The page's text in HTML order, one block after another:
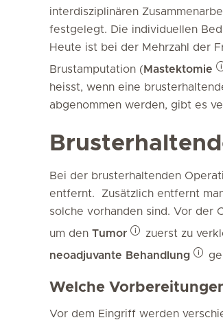
interdisziplinären
festgelegt. Die individuellen
Heute ist bei der Mehrzahl der
Brustamputation ( Mastektomie
heisst, wenn eine
abgenommen werden, gibt es
Bei der brusterhaltenden
entfernt. Zusätzlich entfernt
solche vorhanden sind. Vor der
um den Tumor
zuerst zu
neoadjuvante Behandlung
Welche
Vor dem Eingriff werden